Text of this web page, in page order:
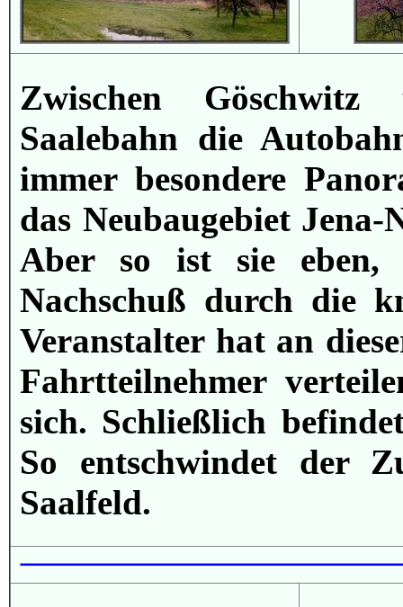
Zwischen
Saalebahn die
immer besondere
das Neubaugebiet
Aber so ist sie eben,
Nachschuß durch die
Veranstalter hat an
Fahrtteilnehmer
sich. Schließlich
So entschwindet der
Saalfeld.